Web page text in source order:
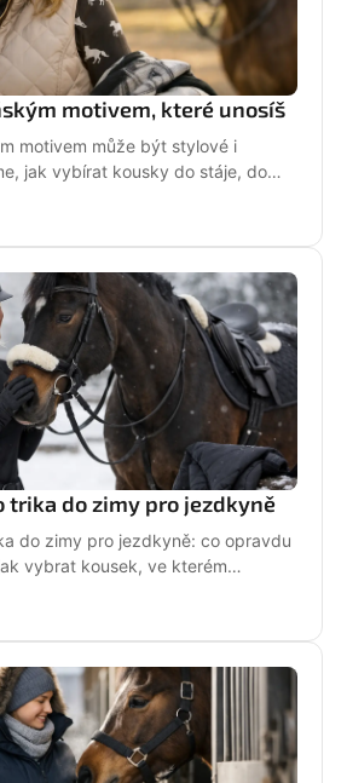
motivem, které unosíš
motivem může být stylové i
jak vybírat kousky do stáje, do
trika do zimy pro jezdkyně
do zimy pro jezdkyně: co opravdu
vybrat kousek, ve kterém